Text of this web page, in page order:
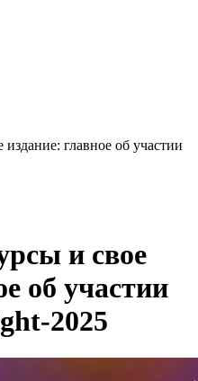
главное об участии
и свое
об участии
2025